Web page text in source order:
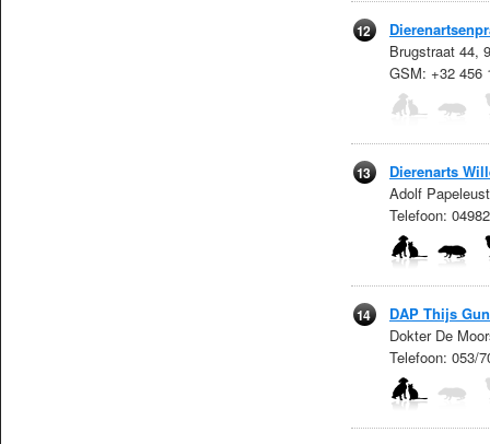
12
Brugstraat 44,
GSM: +32 456
13
Dierenarts
Adolf
Telefoon:
14
DAP Thijs
Dokter De
Telefoon: 053/